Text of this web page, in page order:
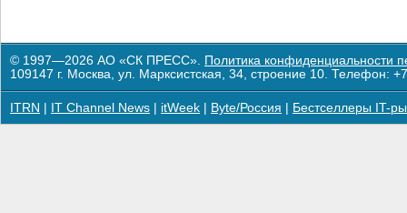
© 1997—2026 АО «СК ПРЕСС». Политика конфиденциальности
109147 г. Москва, ул. Марксистская, 34, строение 10. Телефон:
ITRN IT Channel News itWeek Byte/Россия Бестселлеры IT-